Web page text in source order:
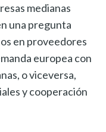
medianas
una pregunta
en proveedores
europea con
o viceversa,
y cooperación